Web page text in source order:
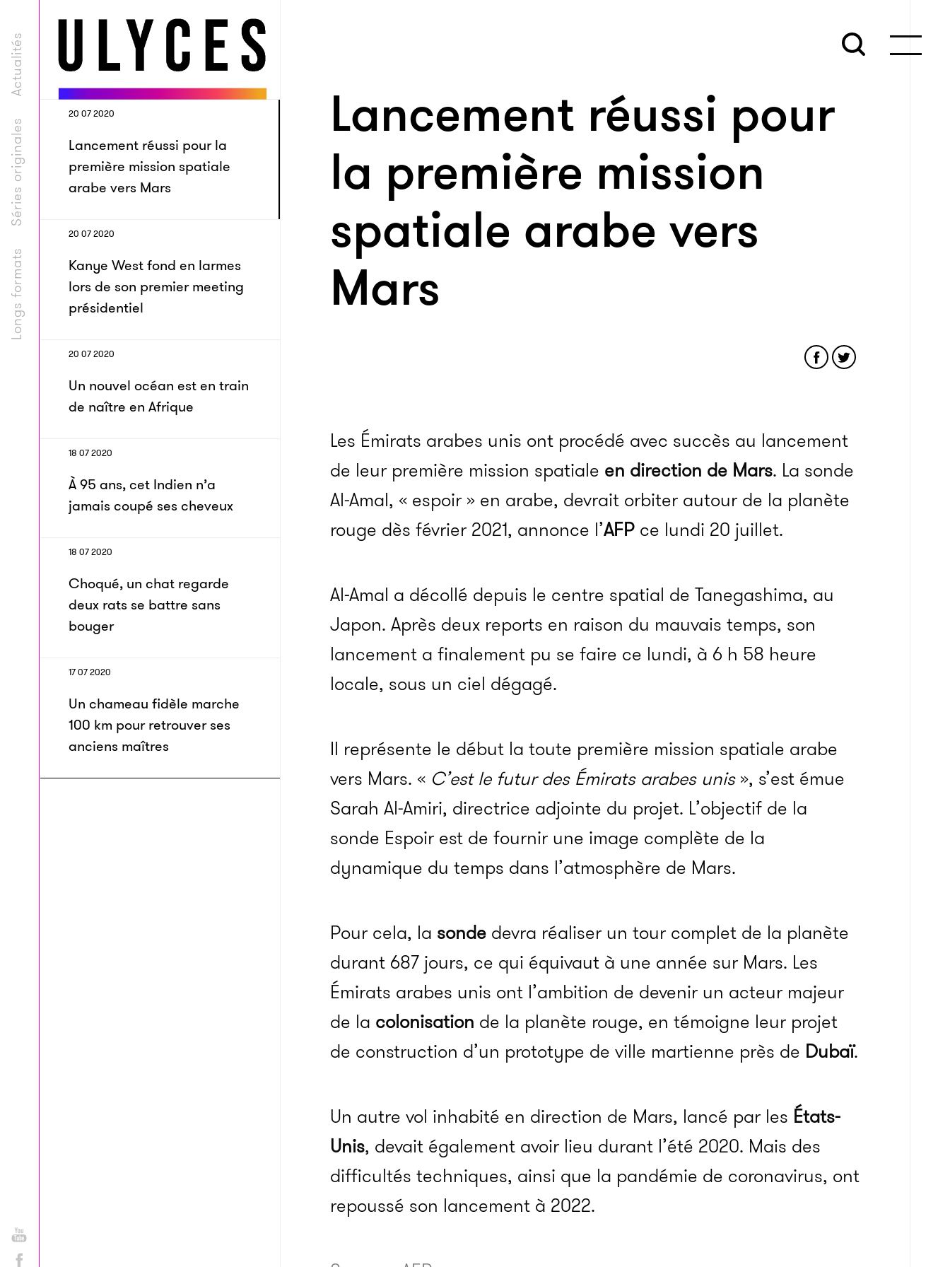
Longs formats
Séries originales
Actualités
20 07 2020
Lancement réussi pour la
première mission spatiale
arabe vers Mars
20 07 2020
Kanye West fond en larmes
lors de son premier meeting
présidentiel
20 07 2020
Un nouvel océan est en train
de naître en Afrique
18 07 2020
À 95 ans, cet Indien n’a
jamais coupé ses cheveux
18 07 2020
Choqué, un chat regarde
deux rats se battre sans
bouger
17 07 2020
Un chameau fidèle marche
100 km pour retrouver ses
anciens maîtres
Lancement réussi pour
la première mission
spatiale arabe vers
Mars
Les Émirats arabes unis ont procédé avec succès au lancement
de leur première mission spatiale en direction de Mars. La sonde
Al-Amal, « espoir » en arabe, devrait orbiter autour de la planète
rouge dès février 2021, annonce l’AFP ce lundi 20 juillet.
Al-Amal a décollé depuis le centre spatial de Tanegashima, au
Japon. Après deux reports en raison du mauvais temps, son
lancement a finalement pu se faire ce lundi, à 6 h 58 heure
locale, sous un ciel dégagé.
Il représente le début la toute première mission spatiale arabe
vers Mars. « C’est le futur des Émirats arabes unis», s’est émue
Sarah Al-Amiri, directrice adjointe du projet. L’objectif de la
sonde Espoir est de fournir une image complète de la
dynamique du temps dans l’atmosphère de Mars.
Pour cela, la sonde devra réaliser un tour complet de la planète
durant 687 jours, ce qui équivaut à une année sur Mars. Les
Émirats arabes unis ont l’ambition de devenir un acteur majeur
de la colonisation de la planète rouge, en témoigne leur projet
de construction d’un prototype de ville martienne près de Dubaï.
Un autre vol inhabité en direction de Mars, lancé par les États-
Unis, devait également avoir lieu durant l’été 2020. Mais des
difficultés techniques, ainsi que la pandémie de coronavirus, ont
repoussé son lancement à 2022.